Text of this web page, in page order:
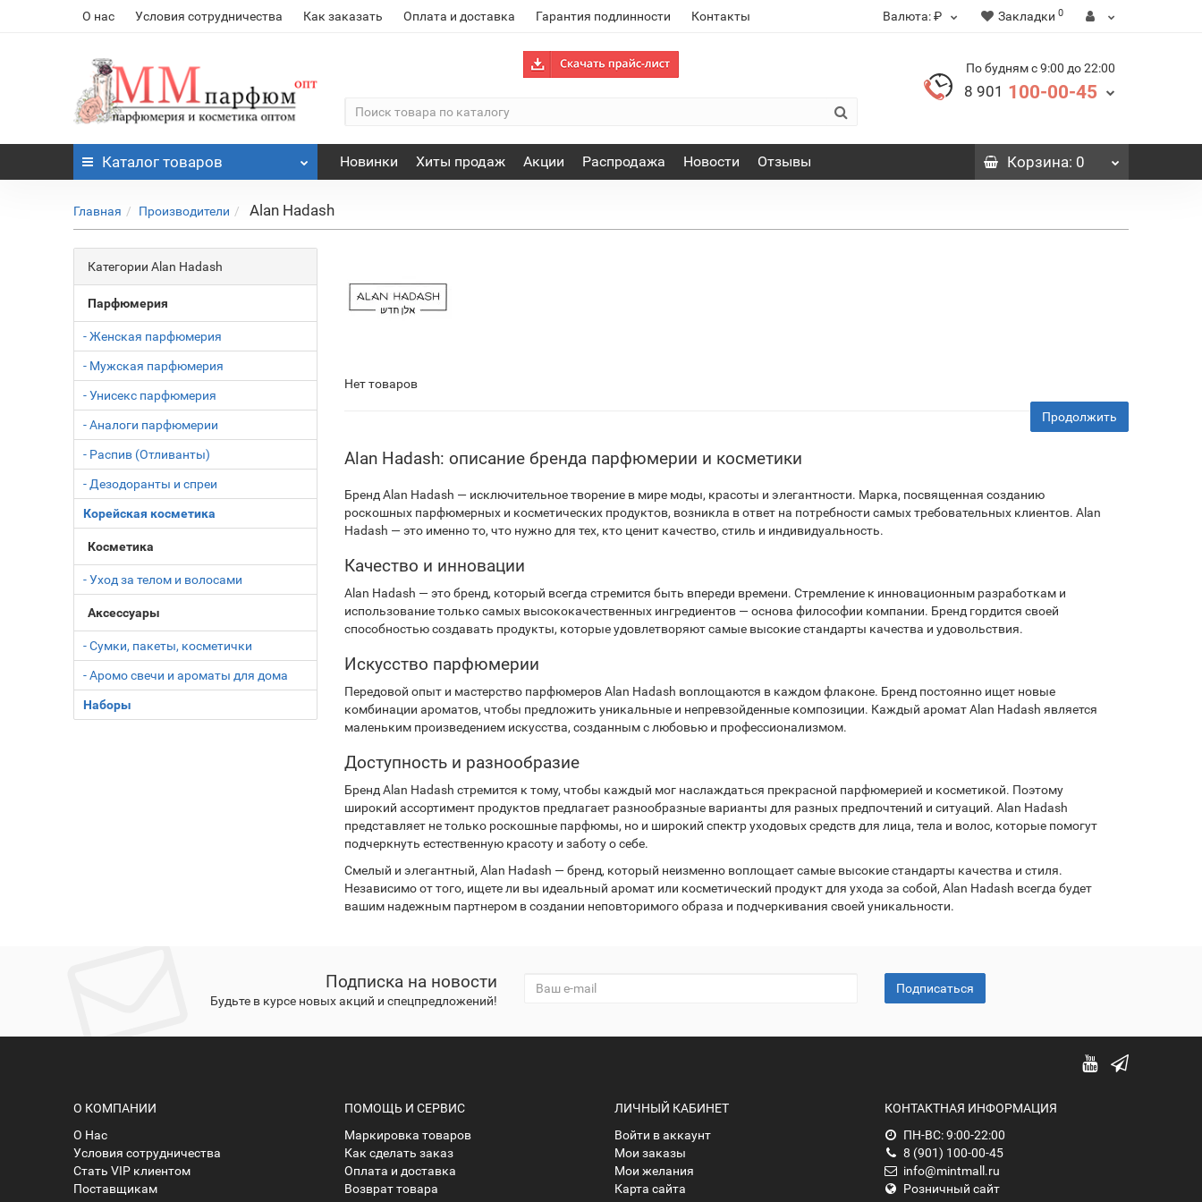
О нас Условия сотрудничества Как заказать Оплата и доставка Гарантия подлинности Контакты Валюта:₽ Закладки 0
По будням с 9:00 до 22:00
8 901 100-00-45
Каталог товаров Новинки Хиты продаж Акции Распродажа Новости Отзывы Корзина: 0
Главная Производители Alan Hadash
Категории Alan Hadash
Парфюмерия
- Женская парфюмерия
- Мужская парфюмерия
- Унисекс парфюмерия
- Аналоги парфюмерии
- Распив (Отливанты)
- Дезодоранты и спреи
Корейская косметика
Косметика
- Уход за телом и волосами
Аксессуары
- Сумки, пакеты, косметички
- Аромо свечи и ароматы для дома
Наборы
Нет товаров
Продолжить
Alan Hadash: описание бренда парфюмерии и косметики
Бренд Alan Hadash — исключительное творение в мире моды, красоты и элегантности. Марка, посвященная созданию
роскошных парфюмерных и косметических продуктов, возникла в ответ на потребности самых требовательных клиентов. Alan
Hadash — это именно то, что нужно для тех, кто ценит качество, стиль и индивидуальность.
Качество и инновации
Alan Hadash — это бренд, который всегда стремится быть впереди времени. Стремление к инновационным разработкам и
использование только самых высококачественных ингредиентов — основа философии компании. Бренд гордится своей
способностью создавать продукты, которые удовлетворяют самые высокие стандарты качества и удовольствия.
Искусство парфюмерии
Передовой опыт и мастерство парфюмеров Alan Hadash воплощаются в каждом флаконе. Бренд постоянно ищет новые
комбинации ароматов, чтобы предложить уникальные и непревзойденные композиции. Каждый аромат Alan Hadash является
маленьким произведением искусства, созданным с любовью и профессионализмом.
Доступность и разнообразие
Бренд Alan Hadash стремится к тому, чтобы каждый мог наслаждаться прекрасной парфюмерией и косметикой. Поэтому
широкий ассортимент продуктов предлагает разнообразные варианты для разных предпочтений и ситуаций. Alan Hadash
представляет не только роскошные парфюмы, но и широкий спектр уходовых средств для лица, тела и волос, которые помогут
подчеркнуть естественную красоту и заботу о себе.
Смелый и элегантный, Alan Hadash — бренд, который неизменно воплощает самые высокие стандарты качества и стиля.
Независимо от того, ищете ли вы идеальный аромат или косметический продукт для ухода за собой, Alan Hadash всегда будет
вашим надежным партнером в создании неповторимого образа и подчеркивания своей уникальности.
Подписка на новости
Будьте в курсе новых акций и спецпредложений!
Подписаться
О КОМПАНИИ
О Нас
Условия сотрудничества
Стать VIP клиентом
Поставщикам
ПОМОЩЬ И СЕРВИС
Маркировка товаров
Как сделать заказ
Оплата и доставка
Возврат товара
ЛИЧНЫЙ КАБИНЕТ
Войти в аккаунт
Мои заказы
Мои желания
Карта сайта
КОНТАКТНАЯ ИНФОРМАЦИЯ
ПН-ВС: 9:00-22:00
8 (901) 100-00-45
info@mintmall.ru
Розничный сайт